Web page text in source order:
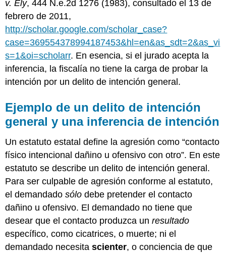
v. Ely, 444 N.e.2d 1276 (1983), consultado el 13 de
febrero de 2011,
http://scholar.google.com/scholar_case?
case=369554378994187453&hl=en&as_sdt=2&as_vi
s=1&oi=scholarr. En esencia, si el jurado acepta la
inferencia, la fiscalía no tiene la carga de probar la
intención por un delito de intención general.
Ejemplo de un delito de intención
general y una inferencia de intención
Un estatuto estatal define la agresión como “contacto
físico intencional dañino u ofensivo con otro”. En este
estatuto se describe un delito de intención general.
Para ser culpable de agresión conforme al estatuto,
el demandadosólo debe pretender el contacto
dañino u ofensivo. El demandado no tiene que
desear que el contacto produzca unresultado
específico, como cicatrices, o muerte; ni el
demandado necesitascienter, o conciencia de que